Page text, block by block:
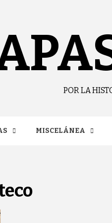
POR LA
MISCELÁNEA